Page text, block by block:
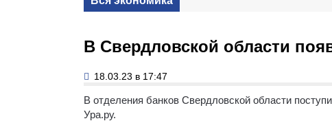
В Свердловской области
18.03.23 в 17:47
В отделения банков Свердловской области
Ура.ру.